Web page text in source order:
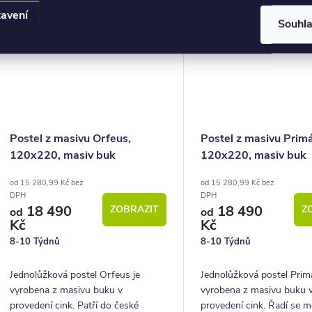
Postel z masivu Orfeus,
120x220, masiv buk
od 15 280,99 Kč bez
DPH
od 18 490
Kč
8-10 Týdnů
ZOBRAZIT
Jednolůžková postel Orfeus je
vyrobena z masivu buku v
provedení cink. Patří do české
Postel z masivu
120x220, masiv buk
od 15 280,99 Kč bez
DPH
od 18 490
Kč
8-10 Týdnů
Jednolůžková postel
vyrobena z masivu buku
provedení cink. Řadí se